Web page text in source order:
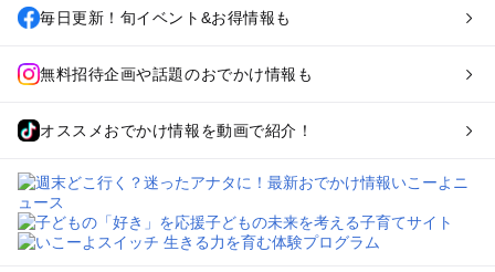
毎日更新！旬イベント&お得情報も
無料招待企画や話題のおでかけ情報も
オススメおでかけ情報を動画で紹介！